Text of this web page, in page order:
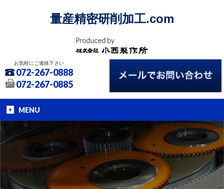
量産精密研削加工.com
お気軽にご連絡下さい
072-267-0888
072-267-0885
MENU